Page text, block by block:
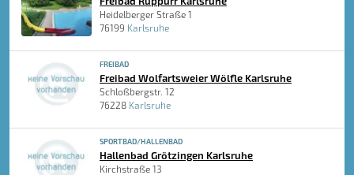
Heidelberger Straße 1
76199 Karlsruhe
FREIBAD
Freibad Wolfartsweier Wölfle Karlsruhe
Schloßbergstr. 12
76228 Karlsruhe
SPORTBAD/HALLENBAD
Hallenbad Grötzingen Karlsruhe
Kirchstraße 13